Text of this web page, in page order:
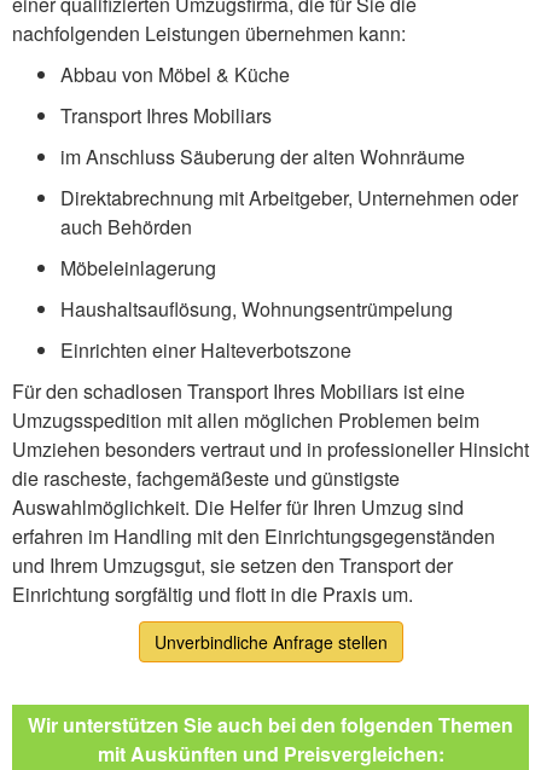
nachfolgenden Leistungen übernehmen kann:
Abbau von Möbel & Küche
Transport Ihres Mobiliars
im Anschluss Säuberung der alten Wohnräume
Direktabrechnung mit Arbeitgeber, Unternehmen oder
auch Behörden
Möbeleinlagerung
Haushaltsauflösung, Wohnungsentrümpelung
Einrichten einer Halteverbotszone
Für den schadlosen Transport Ihres Mobiliars ist eine
Umzugsspedition mit allen möglichen Problemen beim
Umziehen besonders vertraut und in professioneller Hinsicht
die rascheste, fachgemäßeste und günstigste
Auswahlmöglichkeit. Die Helfer für Ihren Umzug sind
erfahren im Handling mit den Einrichtungsgegenständen
und Ihrem Umzugsgut, sie setzen den Transport der
Einrichtung sorgfältig und flott in die Praxis um.
Unverbindliche Anfrage stellen
Wir unterstützen Sie auch bei den folgenden Themen
mit Auskünften und Preisvergleichen: